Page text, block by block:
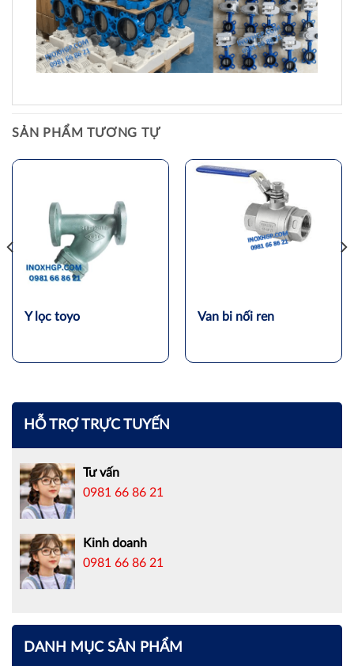
SẢN PHẨM TƯƠNG TỰ
Y lọc toyo Van bi nối ren
HỖ TRỢ TRỰC TUYẾN
Tư vấn
0981 66 86 21
Kinh doanh
0981 66 86 21
DANH MỤC SẢN PHẨM